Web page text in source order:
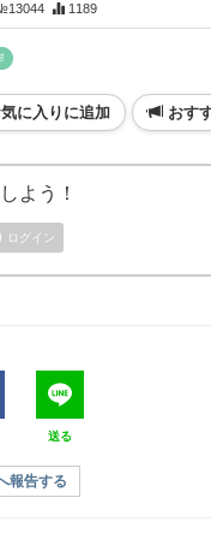
1189
に入りに追加 おす
よう！
ログイン
送る
報告する